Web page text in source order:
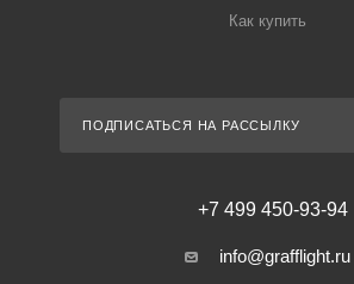
Как купить
ПОДПИСАТЬСЯ НА РАССЫЛКУ
+7 499 450-93-94
info@grafflight.ru